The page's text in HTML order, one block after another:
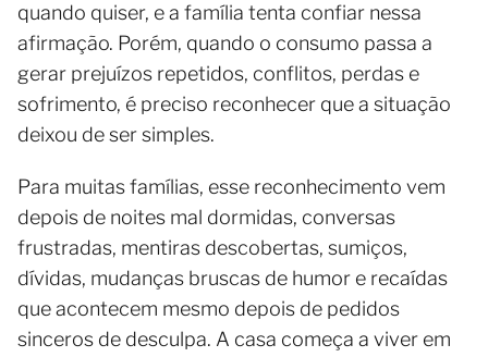
quando quiser, e a família tenta confiar nessa
afirmação. Porém, quando o consumo passa a
gerar prejuízos repetidos, conflitos, perdas e
sofrimento, é preciso reconhecer que a situação
deixou de ser simples.
Para muitas famílias, esse reconhecimento vem
depois de noites mal dormidas, conversas
frustradas, mentiras descobertas, sumiços,
dívidas, mudanças bruscas de humor e recaídas
que acontecem mesmo depois de pedidos
sinceros de desculpa. A casa começa a viver em